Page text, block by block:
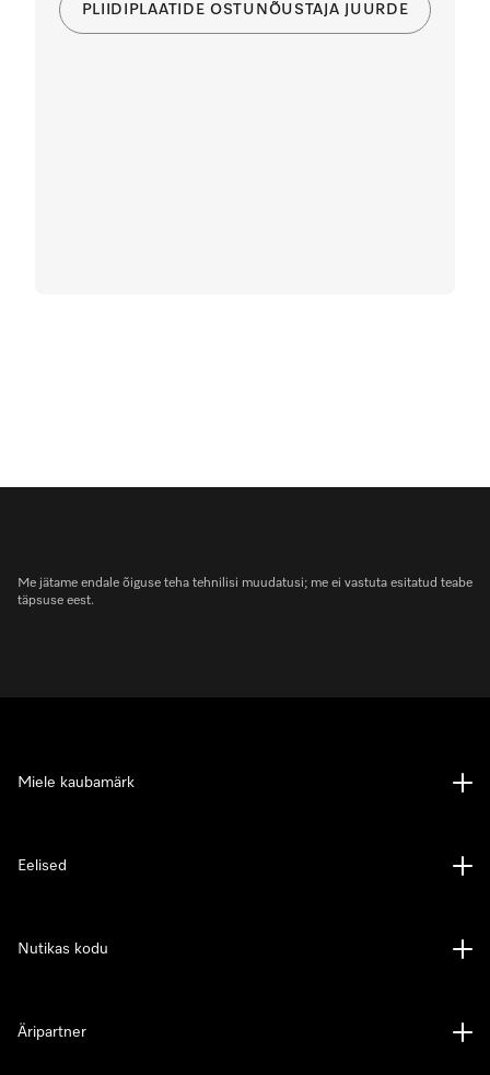
PLIIDIPLAATIDE OSTUNÕUSTAJA JUURDE
Me jätame endale õiguse teha tehnilisi muudatusi; me ei vastuta esitatud teabe
täpsuse eest.
Miele kaubamärk
Eelised
Nutikas kodu
Äripartner